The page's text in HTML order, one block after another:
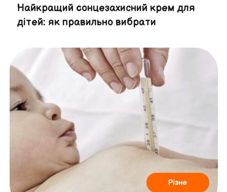
Найкращий cонцезахисний крем для
дітей: як правильно вибрати
Різне